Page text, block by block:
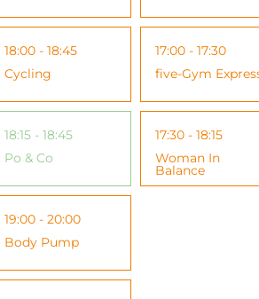
18:00 - 18:45
Cycling
18:15 - 18:45
Po & Co
19:00 - 20:00
Body Pump
17:00 - 17:30
five-Gym
17:30 - 18:15
Woman In
Balance